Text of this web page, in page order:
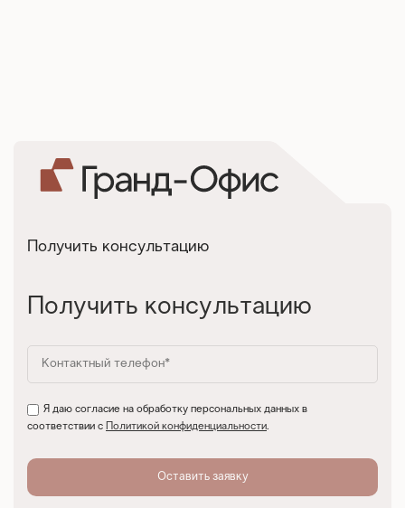
Получить консультацию
Получить консультацию
Я даю согласие на обработку персональных данных в
соответствии с
Политикой конфиденциальности.